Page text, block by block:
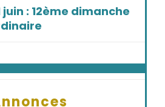
juin : 12ème dimanche